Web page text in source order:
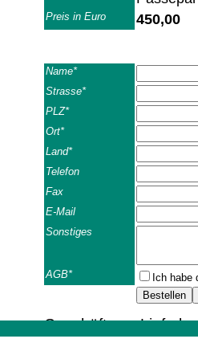
Preis in Euro 450,00
Name*
Strasse*
PLZ*
Ort*
Land*
Telefon
Fax
E-Mail
Sonstiges
AGB* Ich habe
Geschäfts- u.